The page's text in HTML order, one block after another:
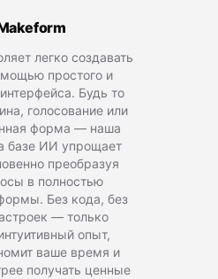
легко создавать
простого и
Будь то
голосование или
форма — наша
базе ИИ упрощает
преобразуя
в полностью
Без кода, без
— только
опыт,
ваше время и
получать ценные